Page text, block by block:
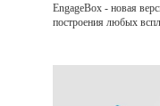
EngageBox - новая
построения любых